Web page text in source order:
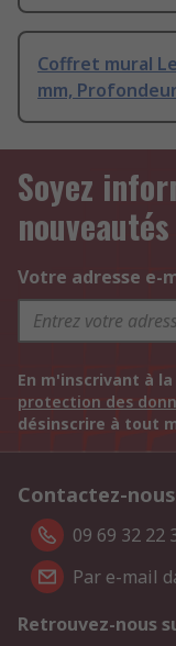
Coffret mural
mm,
Soyez
Votre adresse e-
En m'inscrivant à
protection des
désinscrire à tout
Contactez-nous
09 69 32 22
Par e-mail
Retrouvez-nous